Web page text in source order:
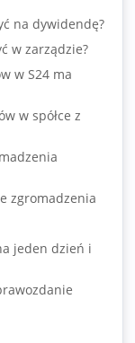
na dywidendę?
w zarządzie?
w S24 ma
w spółce z
zgromadzenia
jeden dzień i